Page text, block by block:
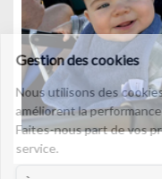
Gestion des cookies
Nous utilisons des
améliorent la
Faites-nous part de
service.